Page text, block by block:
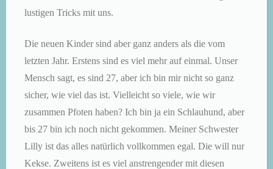
lustigen Tricks mit uns.
Die neuen Kinder sind aber ganz anders als die vom
letzten Jahr. Erstens sind es viel mehr auf einmal. Unser
Mensch sagt, es sind 27, aber ich bin mir nicht so ganz
sicher, wie viel das ist. Vielleicht so viele, wie wir
zusammen Pfoten haben? Ich bin ja ein Schlauhund, aber
bis 27 bin ich noch nicht gekommen. Meiner Schwester
Lilly ist das alles natürlich vollkommen egal. Die will nur
Kekse. Zweitens ist es viel anstrengender mit diesen